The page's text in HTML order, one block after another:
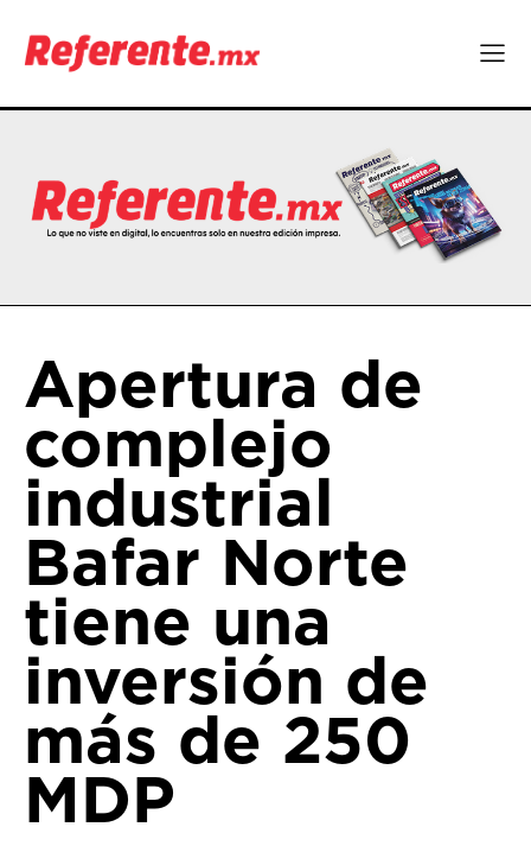
Apertura de
complejo
industrial
Bafar Norte
tiene una
inversión de
más de 250
MDP